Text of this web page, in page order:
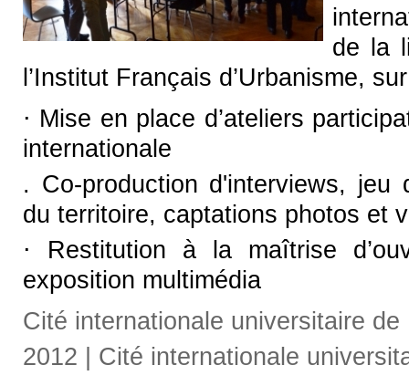
de la
l’Institut Français d’Urbanisme,
⋅ Mise en place d’ateliers
internationale
. Co-production d'interviews, jeu
du territoire, captations photos et
⋅ Restitution à la maîtrise
exposition multimédia
Cité internationale universitaire de
2012 | Cité internationale